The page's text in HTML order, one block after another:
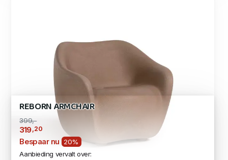
REBORN ARMCHAIR
399,-
319,20
Bespaar nu
20%
Aanbieding vervalt over: